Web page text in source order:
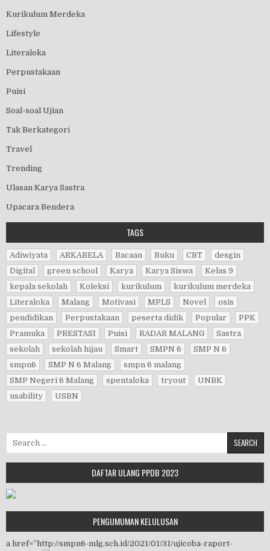
Kurikulum Merdeka
Lifestyle
Literaloka
Perpustakaan
Puisi
Soal-soal Ujian
Tak Berkategori
Travel
Trending
Ulasan Karya Sastra
Upacara Bendera
TAGS
Adiwiyata ARKABELA Bacaan Buku CBT
desgin
Digital
green school Karya Karya Siswa
Kelas 9
kepala sekolah
Koleksi kurikulum
kurikulum merdeka
Literaloka
Malang Motivasi MPLS Novel
osis
pendidikan
Perpustakaan peserta didik Popular
PPK
Pramuka
PRESTASI Puisi RADAR MALANG
Sastra
sekolah
sekolah hijau Smart SMPN 6
SMP N 6
smpn6
SMP N 6 Malang
smpn 6 malang
SMP Negeri 6 Malang
spentaloka tryout
UNBK
usability
USBN
DAFTAR ULANG PPDB 2023
PENGUMUMAN KELULUSAN
a href=”http://smpn6-mlg.sch.id/2021/01/31/ujicoba-raport-